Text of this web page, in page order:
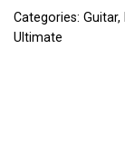
Categories: Guitar,
Ultimate